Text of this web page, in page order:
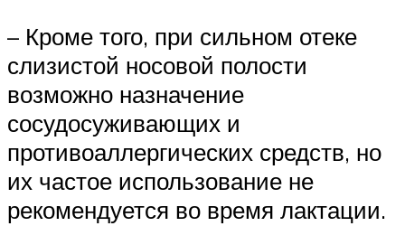
– Кроме того, при сильном отеке
слизистой носовой полости
возможно назначение
сосудосуживающих и
противоаллергических средств, но
их частое использование не
рекомендуется во время лактации.